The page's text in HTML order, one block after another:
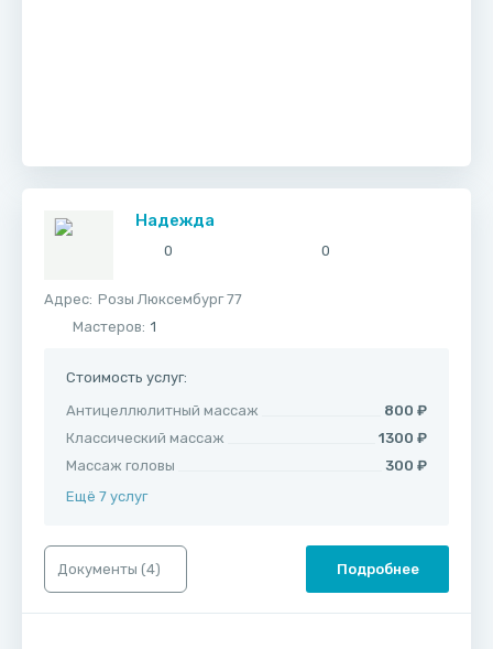
Надежда
0 0
Адрес: ​Розы Люксембург 77
Мастеров: 1
Стоимость услуг:
Антицеллюлитный массаж
800 ₽
Классический массаж
1300 ₽
Массаж головы
300 ₽
Ещё 7 услуг
Документы (4) Подробнее